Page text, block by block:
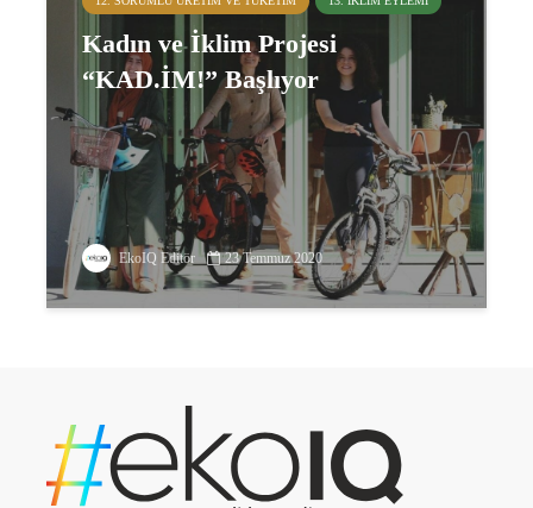
Kadın ve İklim Projesi
“KAD.İM!” Başlıyor
EkoIQ Editör 23 Temmuz 2020